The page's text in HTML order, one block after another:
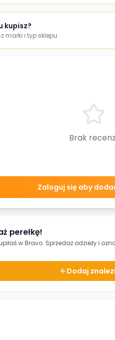
kupisz?
marki i typ sklepu
Brak
Zaloguj się aby
perełkę!
wBravo. Sprzedaż odzieżyi
Dodaj